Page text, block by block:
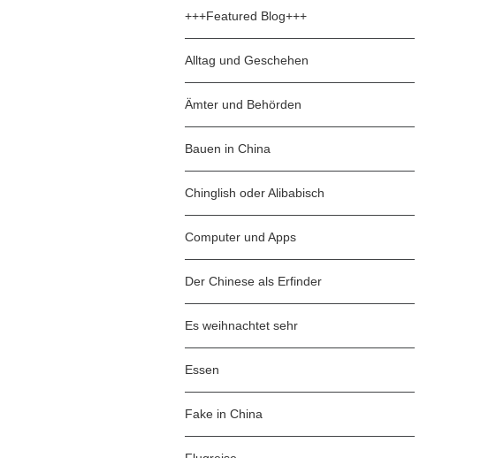
+++Featured Blog+++
Alltag und Geschehen
Ämter und Behörden
Bauen in China
Chinglish oder Alibabisch
Computer und Apps
Der Chinese als Erfinder
Es weihnachtet sehr
Essen
Fake in China